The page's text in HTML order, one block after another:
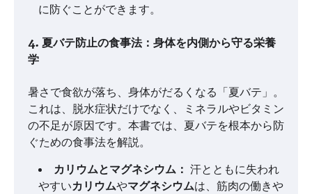
に防ぐことができます。
4. 夏バテ防止の食事法：身体を内側から守る栄養
学
暑さで食欲が落ち、身体がだるくなる「夏バテ」。
これは、脱水症状だけでなく、ミネラルやビタミン
の不足が原因です。本書では、夏バテを根本から防
ぐための食事法を解説。
カリウムとマグネシウム： 汗とともに失われ
やすいカリウムやマグネシウムは、筋肉の働きや